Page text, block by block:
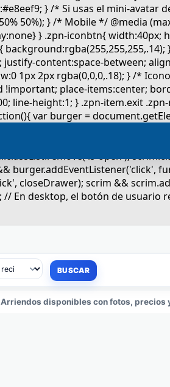
Arriendos disponibles con fotos, precios